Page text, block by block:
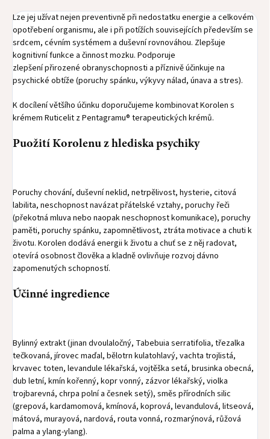
Lze jej užívat nejen preventivně při nedostatku energie a celkovém
opotřebení organismu, ale i při potížích souvisejících především se
srdcem, cévním systémem a duševní rovnováhou. Zlepšuje
kognitivní funkce a činnost mozku. Podporuje
zlepšení přirozené obranyschopnosti a příznivě účinkuje na
psychické obtíže (poruchy spánku, výkyvy nálad, únava a stres).
K docílení většího účinku doporučujeme kombinovat Korolen s
krémem Ruticelit z Pentagramu® terapeutických krémů.
Puožití Korolenu z hlediska psychiky
Poruchy chování, duševní neklid, netrpělivost, hysterie, citová
labilita, neschopnost navázat přátelské vztahy, poruchy řeči
(překotná mluva nebo naopak neschopnost komunikace), poruchy
paměti, poruchy spánku, zapomnětlivost, ztráta motivace a chuti k
životu. Korolen dodává energii k životu a chuť se z něj radovat,
otevírá osobnost člověka a kladně ovlivňuje rozvoj dávno
zapomenutých schopností.
Účinné ingredience
Bylinný extrakt (jinan dvoulaločný, Tabebuia serratifolia, třezalka
tečkovaná, jírovec maďal, bělotrn kulatohlavý, vachta trojlistá,
krvavec toten, levandule lékařská, vojtěška setá, brusinka obecná,
dub letní, kmín kořenný, kopr vonný, zázvor lékařský, violka
trojbarevná, chrpa polní a česnek setý), směs přírodních silic
(grepová, kardamomová, kmínová, koprová, levandulová, litseová,
mátová, murayová, nardová, routa vonná, rozmarýnová, růžová
palma a ylang-ylang).